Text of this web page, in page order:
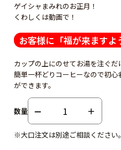
ゲイシャまみれのお正月！
くわしくは動画で！
お客様に「福が来ますよ
カップの上にのせてお湯を注ぐだ
簡単一杯どりコーヒーなので初
ができます。
数量
※大口注文は別途ご相談ください。